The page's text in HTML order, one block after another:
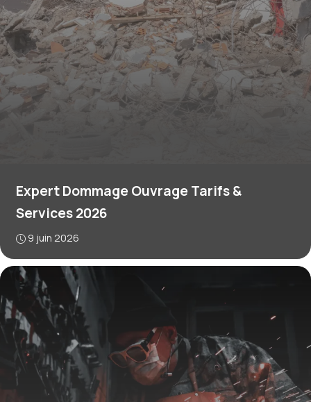
Expert Dommage Ouvrage Tarifs &
Services 2026
9 juin 2026